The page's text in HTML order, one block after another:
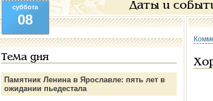
Даты и
суббота
08
Тема дня
Памятник Ленина в Ярославле: пять лет в
ожидании пьедестала